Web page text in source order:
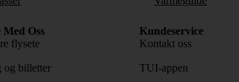
Med Oss
flysete
og billetter
Kundeservice
Kontakt oss
TUI-appen